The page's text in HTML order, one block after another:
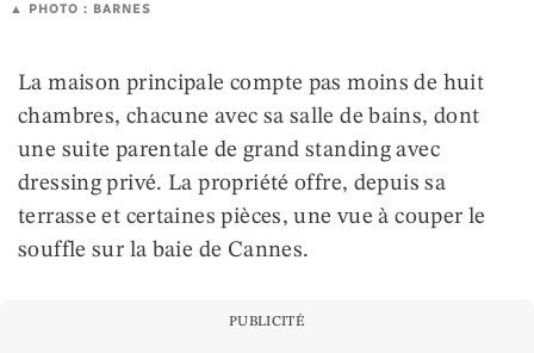
PHOTO : BARNES
La maison principale compte pas moins de huit
chambres, chacune avec sa salle de bains, dont
une suite parentale de grand standing avec
dressing privé. La propriété offre, depuis sa
terrasse et certaines pièces, une vue à couper le
souffle sur la baie de Cannes.
PUBLICITÉ